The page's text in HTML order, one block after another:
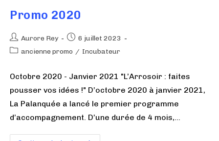
Promo 2020
Aurore Rey
6 juillet 2023
ancienne promo / Incubateur
Octobre 2020 - Janvier 2021 "L’Arrosoir : faites
pousser vos idées !" D’octobre 2020 à janvier 2021,
La Palanquée a lancé le premier programme
d’accompagnement. D’une durée de 4 mois,…